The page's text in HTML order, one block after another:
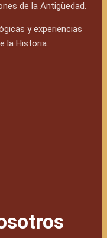
de la Antigüedad.
y experiencias
la Historia.